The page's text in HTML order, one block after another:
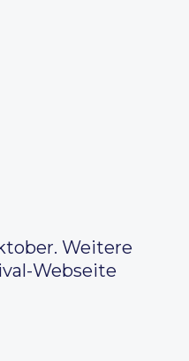
Weitere
Webseite